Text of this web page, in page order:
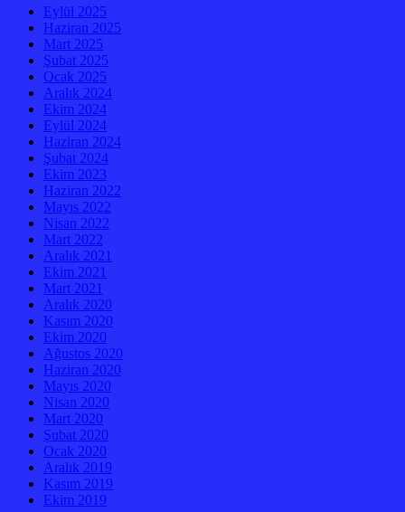
Eylül 2025
Haziran 2025
Mart 2025
Şubat 2025
Ocak 2025
Aralık 2024
Ekim 2024
Eylül 2024
Haziran 2024
Şubat 2024
Ekim 2023
Haziran 2022
Mayıs 2022
Nisan 2022
Mart 2022
Aralık 2021
Ekim 2021
Mart 2021
Aralık 2020
Kasım 2020
Ekim 2020
Ağustos 2020
Haziran 2020
Mayıs 2020
Nisan 2020
Mart 2020
Şubat 2020
Ocak 2020
Aralık 2019
Kasım 2019
Ekim 2019